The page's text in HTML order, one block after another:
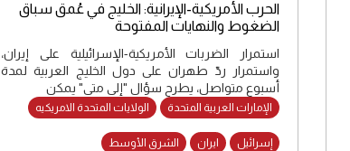
الحرب الأمريكية-الإيرانية: الخليج في عُمق سباق
الضغوط والنهايات المفتوحة
استمرار الضربات الأمريكية-الإسرائيلية على إيران،
واستمرار ردّ طهران على دول الخليج العربية لمدة
أسبوع متواصل، يطرح سؤال "إلى متى" يمكن
الإمارات العربية المتحدة الولايات المتحدة الامريكيه
إسرائيل ايران الشرق الأوسط